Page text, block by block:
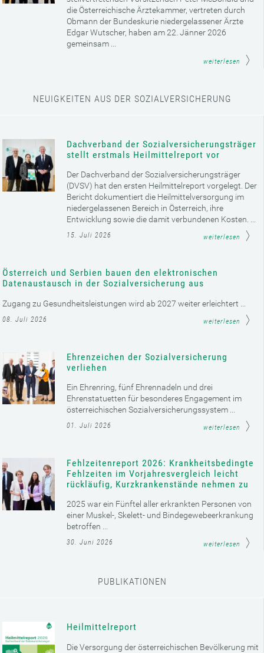
die Österreichische Ärztekammer, vertreten durch
Obmann der Bundeskurie niedergelassener Ärzte
Edgar Wutscher, haben am 22. Jänner 2026
gemeinsam ...
weiterlesen
NEUIGKEITEN AUS DER SOZIALVERSICHERUNG
Dachverband der Sozialversicherungsträger
stellt erstmals Heilmittelreport vor
Der Dachverband der Sozialversicherungsträger
(DVSV) hat den ersten Heilmittelreport vorgelegt. Der
Bericht dokumentiert die Heilmittelversorgung im
niedergelassenen Bereich in Österreich, ihre
Entwicklung sowie die damit verbundenen Kosten. ...
15. Juli 2026 weiterlesen
Österreich und Serbien bauen den elektronischen
Datenaustausch in der Sozialversicherung aus
Zugang zu Gesundheitsleistungen wird ab 2027 weiter erleichtert ...
08. Juli 2026 weiterlesen
Ehrenzeichen der Sozialversicherung
verliehen
Ein Ehrenring, fünf Ehrennadeln und drei
Ehrenstatuetten für besonderes Engagement im
österreichischen Sozialversicherungssystem ...
01. Juli 2026 weiterlesen
Fehlzeitenreport 2026: Krankheitsbedingte
Fehlzeiten im Vorjahresvergleich leicht
rückläufig, Kurzkrankenstände nehmen zu
2025 war ein Fünftel aller erkrankten Personen von
einer Muskel-, Skelett- und Bindegewebeerkrankung
betroffen ...
30. Juni 2026 weiterlesen
PUBLIKATIONEN
Heilmittelreport
Die Versorgung der österreichischen Bevölkerung mit